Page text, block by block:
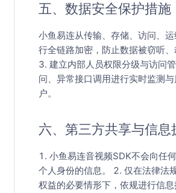
五、数据安全保护措施
小鱼易连从传输、存储、访问、
行全链路加密，防止数据被窃听
3. 建立内部人员权限分级与访问
问、异常接口调用进行实时监测
户。
六、第三方共享与信息
1. 小鱼易连音视频SDK不会向任
个人身份的信息。 2. 仅在法律法
权益的必要情形下，依规进行信